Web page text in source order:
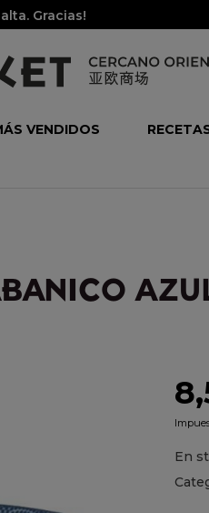
Gracias!
VENDIDOS
En